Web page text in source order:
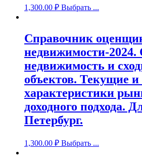
1,300.00 ₽ Выбрать ...
Справочник
недвижимости-
недвижимость и
объектов. Текущие
характеристики
доходного подхода.
Петербург.
1,300.00 ₽ Выбрать ...